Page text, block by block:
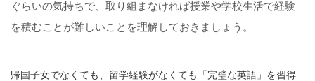
ぐらいの気持ちで、取り組まなければ授業や学校生活で経験
を積むことが難しいことを理解しておきましょう。
帰国子女でなくても、留学経験がなくても「完璧な英語」を習得